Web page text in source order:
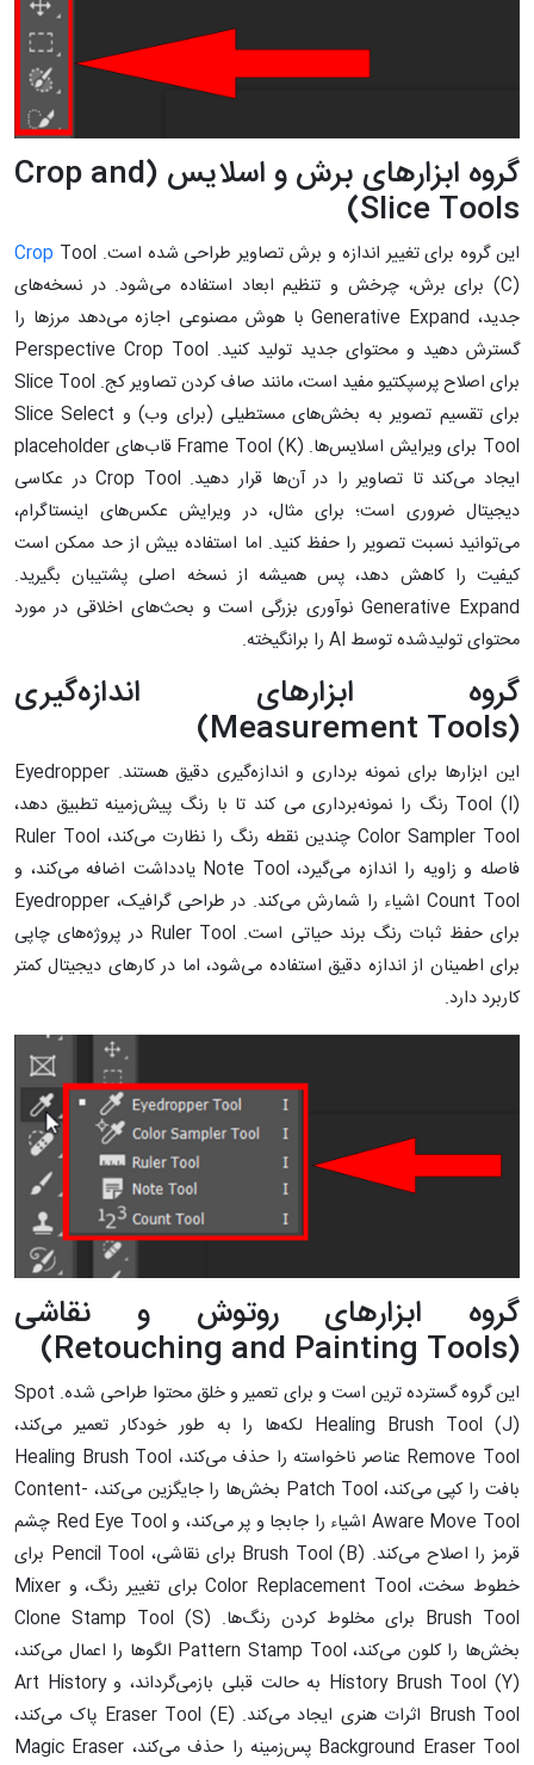
گروه ابزارهای برش و اسلایس (Crop and
Slice Tools)
این گروه برای تغییر اندازه و برش تصاویر طراحی شده است. Crop Tool
(C) برای برش، چرخش و تنظیم ابعاد استفاده می‌شود. در نسخه‌های
جدید، Generative Expand با هوش مصنوعی اجازه می‌دهد مرزها را
گسترش دهید و محتوای جدید تولید کنید. Perspective Crop Tool
برای اصلاح پرسپکتیو مفید است، مانند صاف کردن تصاویر کج. Slice Tool
برای تقسیم تصویر به بخش‌های مستطیلی (برای وب) و Slice Select
Tool برای ویرایش اسلایس‌ها. Frame Tool (K) قاب‌های placeholder
ایجاد می‌کند تا تصاویر را در آن‌ها قرار دهید. Crop Tool در عکاسی
دیجیتال ضروری است؛ برای مثال، در ویرایش عکس‌های اینستاگرام،
می‌توانید نسبت تصویر را حفظ کنید. اما استفاده بیش از حد ممکن است
کیفیت را کاهش دهد، پس همیشه از نسخه اصلی پشتیبان بگیرید.
Generative Expand نوآوری بزرگی است و بحث‌های اخلاقی در مورد
محتوای تولیدشده توسط AI را برانگیخته.
گروه ابزارهای اندازه‌گیری
(Measurement Tools)
این ابزارها برای نمونه ‌برداری و اندازه‌گیری دقیق هستند. Eyedropper
Tool (I) رنگ را نمونه‌برداری می‌ کند تا با رنگ پیش‌زمینه تطبیق دهد،
Color Sampler Tool چندین نقطه رنگ را نظارت می‌کند، Ruler Tool
فاصله و زاویه را اندازه می‌گیرد، Note Tool یادداشت اضافه می‌کند، و
Count Tool اشیاء را شمارش می‌کند. در طراحی گرافیک، Eyedropper
برای حفظ ثبات رنگ برند حیاتی است. Ruler Tool در پروژه‌های چاپی
برای اطمینان از اندازه دقیق استفاده می‌شود، اما در کارهای دیجیتال کمتر
کاربرد دارد.
گروه ابزارهای روتوش و نقاشی
(Retouching and Painting Tools)
این گروه گسترده ‌ترین است و برای تعمیر و خلق محتوا طراحی شده. Spot
Healing Brush Tool (J) لکه‌ها را به طور خودکار تعمیر می‌کند،
Remove Tool عناصر ناخواسته را حذف می‌کند، Healing Brush Tool
بافت را کپی می‌کند، Patch Tool بخش‌ها را جایگزین می‌کند، Content-
Aware Move Tool اشیاء را جابجا و پر می‌کند، و Red Eye Tool چشم
قرمز را اصلاح می‌کند. Brush Tool (B) برای نقاشی، Pencil Tool برای
خطوط سخت، Color Replacement Tool برای تغییر رنگ، و Mixer
Brush Tool برای مخلوط کردن رنگ‌ها. Clone Stamp Tool (S)
بخش‌ها را کلون می‌کند، Pattern Stamp Tool الگوها را اعمال می‌کند،
History Brush Tool (Y) به حالت قبلی بازمی‌گرداند، و Art History
Brush Tool اثرات هنری ایجاد می‌کند. Eraser Tool (E) پاک می‌کند،
Background Eraser Tool پس‌زمینه را حذف می‌کند، Magic Eraser